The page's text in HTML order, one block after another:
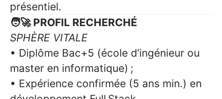
présentiel.
🧑‍🚀 PROFIL RECHERCHÉ
SPHÈRE VITALE
• Diplôme Bac+5 (école d’ingénieur ou
master en informatique) ;
• Expérience confirmée (5 ans min.) en